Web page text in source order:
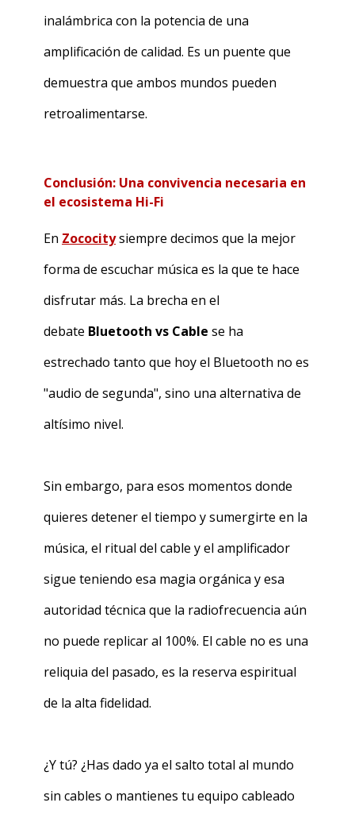
inalámbrica con la potencia de una
amplificación de calidad. Es un puente que
demuestra que ambos mundos pueden
retroalimentarse.
Conclusión: Una convivencia necesaria en
el ecosistema Hi-Fi
En Zococitysiempre decimos que la mejor
forma de escuchar música es la que te hace
disfrutar más. La brecha en el
debate Bluetooth vs Cable se ha
estrechado tanto que hoy el Bluetooth no es
"audio de segunda", sino una alternativa de
altísimo nivel.
Sin embargo, para esos momentos donde
quieres detener el tiempo y sumergirte en la
música, el ritual del cable y el amplificador
sigue teniendo esa magia orgánica y esa
autoridad técnica que la radiofrecuencia aún
no puede replicar al 100%. El cable no es una
reliquia del pasado, es la reserva espiritual
de la alta fidelidad.
¿Y tú? ¿Has dado ya el salto total al mundo
sin cables o mantienes tu equipo cableado